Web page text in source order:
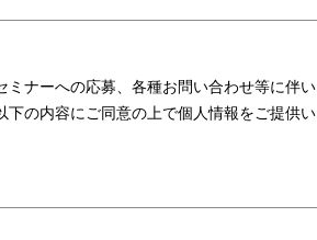
ナーへの応募、各種お問い合わせ等に伴い
の内容にご同意の上で個人情報をご提供い